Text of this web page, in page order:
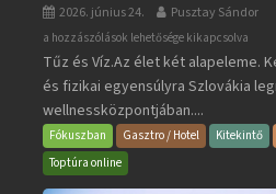
2026. június 24. Pusztay Sándor
Aquacity
Poprad
·
Wellness
és
Gyógyfürdő
a hozzászólások lehetősége kikapcsolva
Tűz és Víz.Az élet két alapeleme.
és fizikai egyensúlyra Szlovákia
wellnessközpontjában....
Fókuszban Gasztro / Hotel Kitekintő
Toptúra online